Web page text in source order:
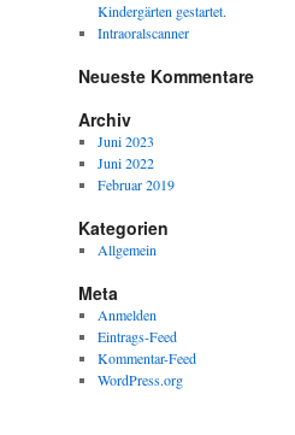
Kindergärten gestartet.
Intraoralscanner
Neueste Kommentare
Archiv
Juni 2023
Juni 2022
Februar 2019
Kategorien
Allgemein
Meta
Anmelden
Eintrags-Feed
Kommentar-Feed
WordPress.org